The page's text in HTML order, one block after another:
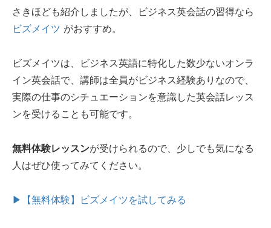
さきほども紹介しましたが、ビジネス英会話の習得なら
ビズメイツ がおすすめ。
ビズメイツは、ビジネス英語に特化した数少ないオンラ
イン英会話で、講師は全員がビジネス経験ありなので、
実際の仕事のシチュエーションを意識した英会話レッス
ンを受けることも可能です。
無料体験レッスンが受けられるので、少しでも気になる
人はぜひ使ってみてください。
▶【無料体験】ビズメイツを試してみる